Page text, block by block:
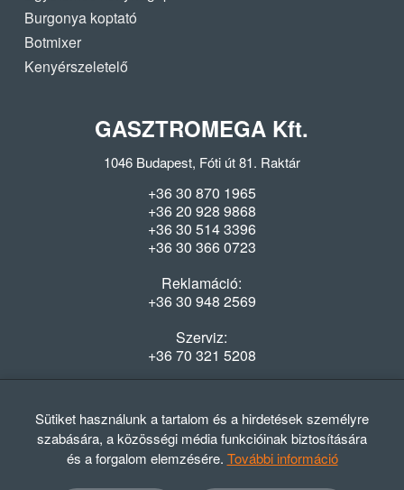
Burgonya koptató
Botmixer
Kenyérszeletelő
GASZTROMEGA Kft.
1046 Budapest, Fóti út 81. Raktár
+36 30 870 1965
+36 20 928 9868
+36 30 514 3396
+36 30 366 0723
Reklamáció:
+36 30 948 2569
Szerviz:
+36 70 321 5208
Hétfő-Péntek: 08:00-16:30
Sütiket használunk a tartalom és a hirdetések személyre
szabására, a közösségi média funkcióinak biztosítására
és a forgalom elemzésére. További információ